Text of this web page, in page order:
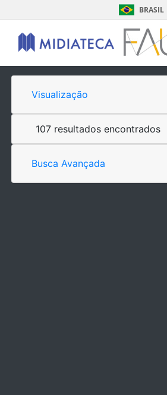
BRASIL
Visualização
107 resultados encontrados
Busca Avançada